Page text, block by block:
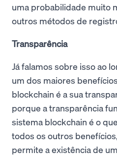
uma probabilidade muito
outros métodos de
Transparência
Já falamos sobre isso ao
um dos maiores
blockchain é a sua
porque a transparência
sistema blockchain é o
todos os outros
permite a existência de